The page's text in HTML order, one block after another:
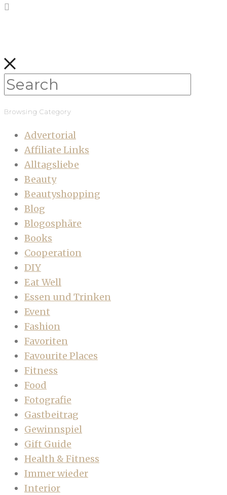
Browsing Category
Advertorial
Affiliate Links
Alltagsliebe
Beauty
Beautyshopping
Blog
Blogosphäre
Books
Cooperation
DIY
Eat Well
Essen und Trinken
Event
Fashion
Favoriten
Favourite Places
Fitness
Food
Fotografie
Gastbeitrag
Gewinnspiel
Gift Guide
Health & Fitness
Immer wieder
Interior